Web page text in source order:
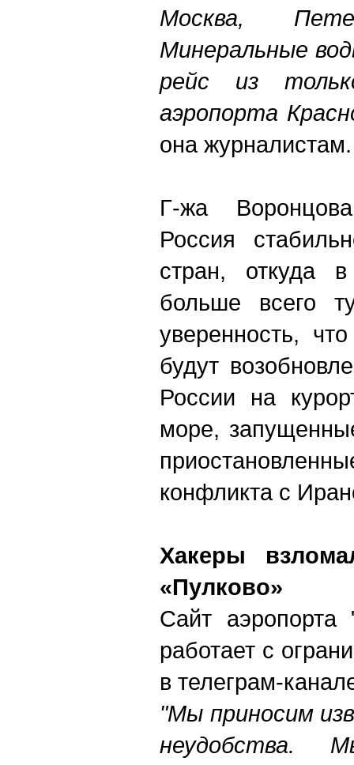
Москва,
Минеральные
рейс из
аэропорта
она журналистам.
Г-жа
Россия
стран, откуда
больше всего
уверенность,
будут
России на
море,
конфликта с
Хакеры
«Пулково»
Сайт аэропорта
работает с
в телеграм-
"Мы приносим
неудобства.